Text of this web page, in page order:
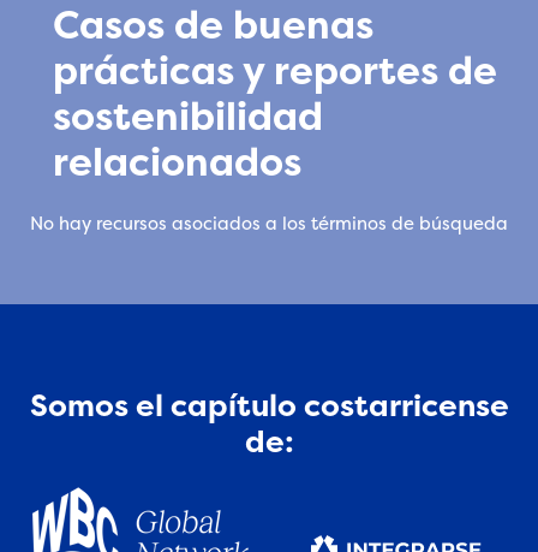
Casos de buenas
prácticas y reportes de
sostenibilidad
relacionados
No hay recursos asociados a los términos de búsqueda
Somos el capítulo costarricense
de: